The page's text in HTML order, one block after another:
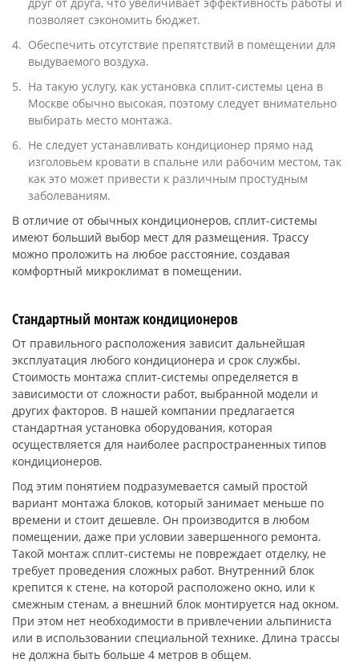
позволяет сэкономить бюджет.
Обеспечить отсутствие препятствий в помещении для
выдуваемого воздуха.
На такую услугу, как установка сплит-системы цена в
Москве обычно высокая, поэтому следует внимательно
выбирать место монтажа.
Не следует устанавливать кондиционер прямо над
изголовьем кровати в спальне или рабочим местом, так
как это может привести к различным простудным
заболеваниям.
В отличие от обычных кондиционеров, сплит-системы
имеют больший выбор мест для размещения. Трассу
можно проложить на любое расстояние, создавая
комфортный микроклимат в помещении.
Стандартный монтаж кондиционеров
От правильного расположения зависит дальнейшая
эксплуатация любого кондиционера и срок службы.
Стоимость монтажа сплит-системы определяется в
зависимости от сложности работ, выбранной модели и
других факторов. В нашей компании предлагается
стандартная установка оборудования, которая
осуществляется для наиболее распространенных типов
кондиционеров.
Под этим понятием подразумевается самый простой
вариант монтажа блоков, который занимает меньше по
времени и стоит дешевле. Он производится в любом
помещении, даже при условии завершенного ремонта.
Такой монтаж сплит-системы не повреждает отделку, не
требует проведения сложных работ. Внутренний блок
крепится к стене, на которой расположено окно, или к
смежным стенам, а внешний блок монтируется над окном.
При этом нет необходимости в привлечении альпиниста
или в использовании специальной технике. Длина трассы
не должна быть больше 4 метров в общем.